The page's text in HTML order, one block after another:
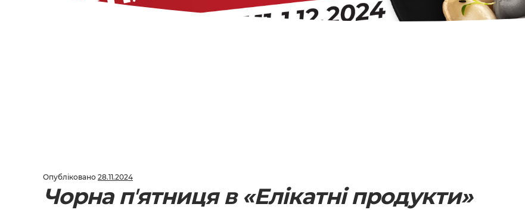
Опубліковано 28.11.2024
Чорна пʼятниця в «Елікатні продукти»